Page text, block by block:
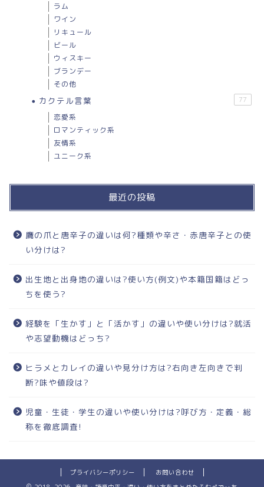
ラム
ワイン
リキュール
ビール
ウィスキー
ブランデー
その他
カクテル言葉 77
恋愛系
ロマンティック系
友情系
ユニーク系
最近の投稿
鷹の爪と唐辛子の違いは何?種類や辛さ・赤唐辛子との使
い分けは?
出生地と出身地の違いは?使い方(例文)や本籍国籍はどっ
ちを使う?
経験を「生かす」と「活かす」の違いや使い分けは?就活
や志望動機はどっち?
ヒラメとカレイの違いや見分け方は?右向き左向きで判
断?味や値段は?
児童・生徒・学生の違いや使い分けは?呼び方・定義・総
称を徹底調査!
プライバシーポリシー
お問い合わせ